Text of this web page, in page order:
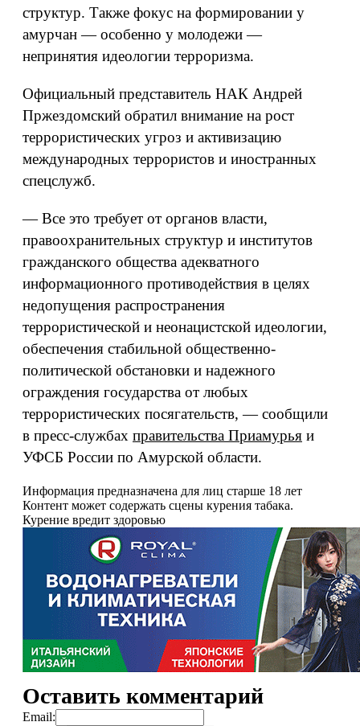
структур. Также фокус на формировании у
амурчан — особенно у молодежи —
непринятия идеологии терроризма.
Официальный представитель НАК Андрей
Пржездомский обратил внимание на рост
террористических угроз и активизацию
международных террористов и иностранных
спецслужб.
— Все это требует от органов власти,
правоохранительных структур и институтов
гражданского общества адекватного
информационного противодействия в целях
недопущения распространения
террористической и неонацистской идеологии,
обеспечения стабильной общественно-
политической обстановки и надежного
ограждения государства от любых
террористических посягательств, — сообщили
в пресс-службах правительства Приамурья и
УФСБ России по Амурской области.
Информация предназначена для лиц старше 18 лет
Контент может содержать сцены курения табака.
Курение вредит здоровью
Оставить комментарий
Email: